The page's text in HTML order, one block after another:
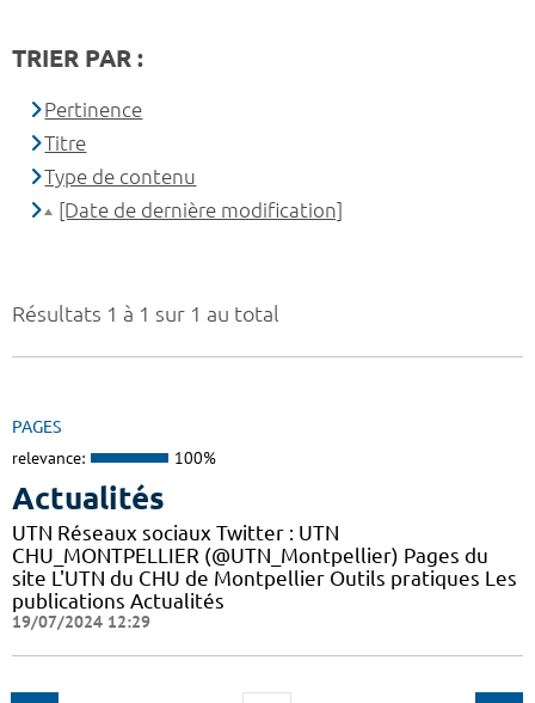
Résultats 1 à 1 sur 1 au total
PAGES
relevance: 100%
Actualités
UTN Réseaux sociaux Twitter : UTN
CHU_MONTPELLIER (@UTN_Montpellier) Pages du
site L'UTN du CHU de Montpellier Outils pratiques Les
publications Actualités
19/07/2024 12:29
TRIER PAR :
Pertinence
Titre
Type de contenu
[Date de dernière modification]